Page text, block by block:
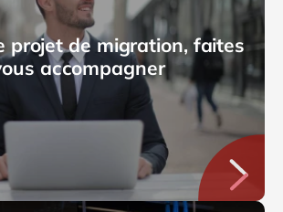
projet de migration, faites
accompagner